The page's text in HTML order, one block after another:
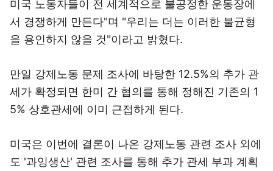
미국 노동자들이 전 세계적으로 불공정한 운동장에
서 경쟁하게 만든다"며 "우리는 더는 이러한 불균형
을 용인하지 않을 것"이라고 밝혔다.
만일 강제노동 문제 조사에 바탕한 12.5%의 추가 관
세가 확정되면 한미 간 협의를 통해 정해진 기존의 1
5% 상호관세에 이미 근접하게 된다.
미국은 이번에 결론이 나온 강제노동 관련 조사 외에
도 '과잉생산' 관련 조사를 통해 추가 관세 부과 계획